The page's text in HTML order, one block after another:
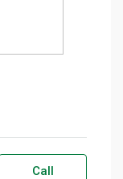
Call